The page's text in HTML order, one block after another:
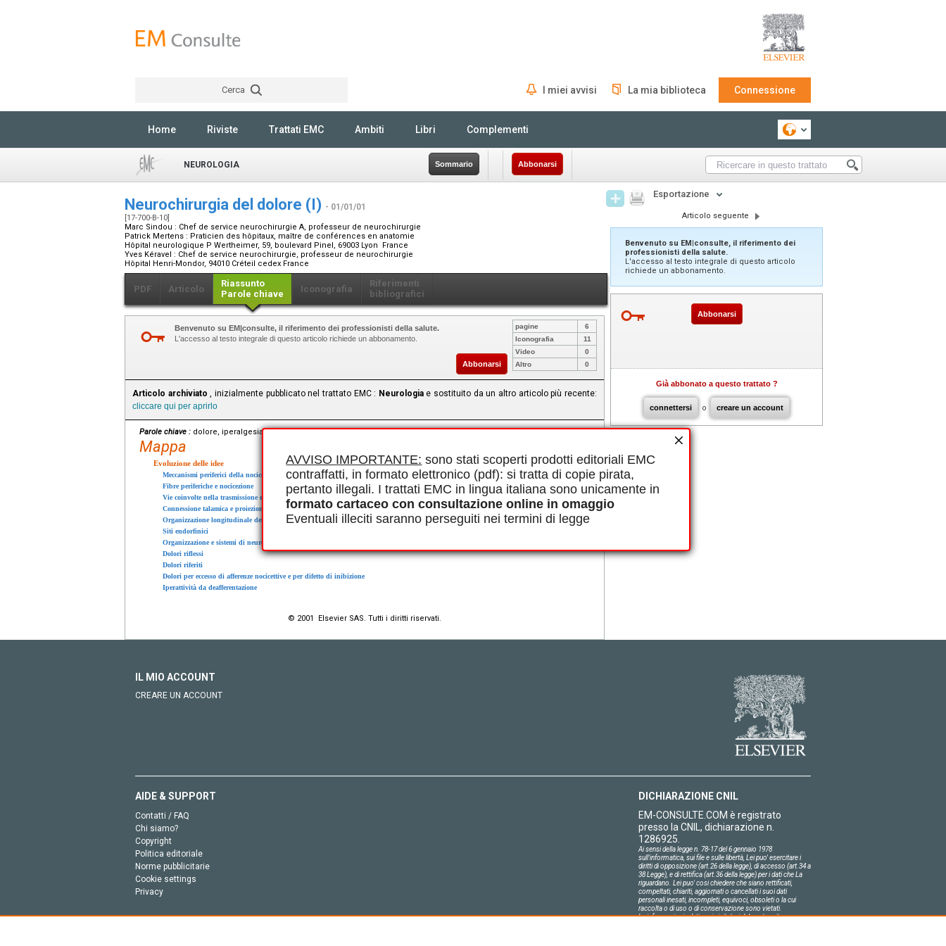
AVVISO IMPORTANTE: sono stati scoperti prodotti editoriali EMC
contraffatti, in formato elettronico (pdf): si tratta di copie pirata,
pertanto illegali. I trattati EMC in lingua italiana sono unicamente in
formato cartaceo con consultazione online in omaggio
Eventuali illeciti saranno perseguiti nei termini di legge
Cerca I miei avvisi La mia biblioteca Connessione
Home Riviste Trattati EMC Ambiti Libri Complementi
NEUROLOGIA Sommario Abbonarsi
Neurochirurgia del dolore (I) - 01/01/01
[17-700-B-10]
Marc Sindou : Chef de service neurochirurgie A, professeur de neurochirurgie
Patrick Mertens : Praticien des hôpitaux, maître de conférences en anatomie
Hôpital neurologique P Wertheimer, 59, boulevard Pinel, 69003 Lyon France
Yves Kéravel : Chef de service neurochirurgie, professeur de neurochirurgie
Hôpital Henri-Mondor, 94010 Créteil cedex France
PDF Articolo
Riassunto
Parole chiave
Iconografia
Riferimenti
bibliografici
Benvenuto su EM|consulte, il riferimento dei professionisti della salute.
L'accesso al testo integrale di questo articolo richiede un abbonamento.
Abbonarsi
pagine
6
Iconografia
11
Video
0
Altro
0
Articolo archiviato , inizialmente pubblicato nel trattato EMC : Neurologiae sostituito da un altro articolo più recente:
cliccare qui per aprirlo
Parole chiave : dolore, iperalgesia, fascio spinotalamico, sistema lemniscale, endorfine, deafferentazione
Mappa
Evoluzione delle idee
Meccanismi periferici della nocicezione
Fibre periferiche e nocicezione
Vie coinvolte nella trasmissione e nel controllo del dolore
Connessione talamica e proiezioni corticali
Organizzazione longitudinale dei sistemi di neuromediazione coinvolti nel controllo del dolore
Siti endorfinici
Organizzazione e sistemi di neuromediazione a livello del corno dorsale
Dolori riflessi
Dolori riferiti
Dolori per eccesso di afferenze nocicettive e per difetto di inibizione
Iperattività da deafferentazione
© 2001 Elsevier SAS. Tutti i diritti riservati.
Esportazione
Articolo seguente
Benvenuto su EM|consulte, il riferimento dei
professionisti della salute.
L'accesso al testo integrale di questo articolo
richiede un abbonamento.
Abbonarsi
Già abbonato a questo trattato ?
connettersi o creare un account
IL MIO ACCOUNT
CREARE UN ACCOUNT
AIDE & SUPPORT
Contatti / FAQ
Chi siamo?
Copyright
Politica editoriale
Norme pubblicitarie
Cookie settings
Privacy
DICHIARAZIONE CNIL
EM-CONSULTE.COM è registrato
presso la CNIL, dichiarazione n.
1286925.
Ai sensi della legge n. 78-17 del 6 gennaio 1978
sull'informatica, sui file e sulle libertà, Lei puo' esercitare i
diritti di opposizione (art.26 della legge), di accesso (art.34 a
38 Legge), e di rettifica (art.36 della legge) per i dati che La
riguardano. Lei puo' cosi chiedere che siano rettificati,
compeltati, chiariti, aggiornati o cancellati i suoi dati
personali inesati, incompleti, equivoci, obsoleti o la cui
raccolta o di uso o di conservazione sono vietati.
Le informazioni relative ai visitatori del nostro sito,